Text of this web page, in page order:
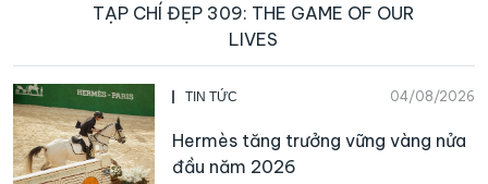
TẠP CHÍ ĐẸP 309: THE GAME OF OUR
LIVES
TIN TỨC 04/08/2026
Hermès tăng trưởng vững vàng nửa
đầu năm 2026